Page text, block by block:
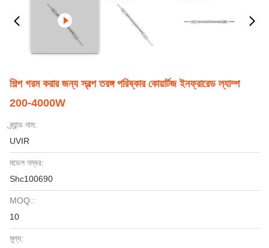
শিল্প গরম করার জন্য স্বল্প তরঙ্গ পরিষ্কার কোয়ার্টজ ইনফ্রারেড ল্যাম্প
200-4000W
ব্র্যান্ড নাম:
UVIR
মডেল নম্বর:
Shc100690
MOQ.:
10
মূল্য: